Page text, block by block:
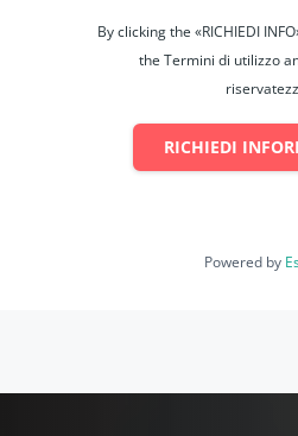
By clicking the «RICHIEDI
the Termini di utilizzo
RICHIEDI
Powered by